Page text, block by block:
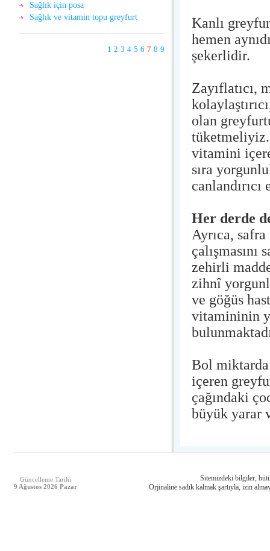
Sağlık için posa
Sağlık ve vitamin topu greyfurt
1 2 3 4 5 6 7 8 9
Kanlı
hemen
şekerlidir.
Zayıflatıcı,
olan
tüketmeliyiz.
vitamini
sıra
Her derde
Ayrıca,
zehirli
zihnî
ve göğüs
vitamininin
Bol
içeren
çağındaki
büyük yarar
Güncelleme Tarihi
9 Ağustos 2026 Pazar
Sitemizdeki bilgiler,
Orjinaline sadık kalmak şartıyla, izin